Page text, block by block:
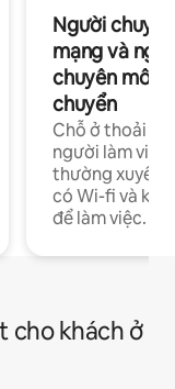
Người
mạng và
chuyên môn
chuyển
Chỗ ở thoải
người làm việc
thường xuyên
có Wi-fi và
để làm việc.
cho khách ở